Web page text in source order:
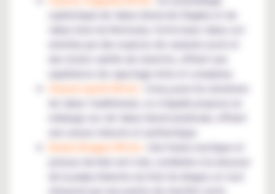
sophistiqué de tabac blond de Virginie et de
expérience de vapotage riche et complexe.
Classic Lynch 50 ml :
Conçu pour les amateurs
de tabac traditionnel, ce e-liquide propose un
mélange sec de tabac blond américain, offrant
une saveur robuste et authentique.
Green Dragon 50 ml :
Une fusion exotique et
juteuse de kiwi vert mûr, combinée à la douceur
de la pulpe blanche du fruit du dragon, le tout